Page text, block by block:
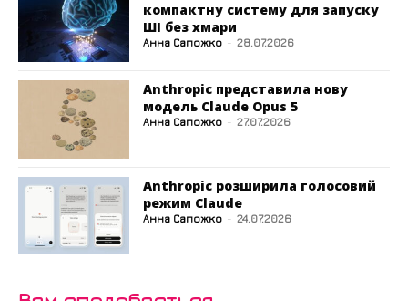
компактну систему для запуску
ШІ без хмари
Анна Сапожко - 28.07.2026
Anthropic представила нову
модель Claude Opus 5
Анна Сапожко - 27.07.2026
Anthropic розширила голосовий
режим Claude
Анна Сапожко - 24.07.2026